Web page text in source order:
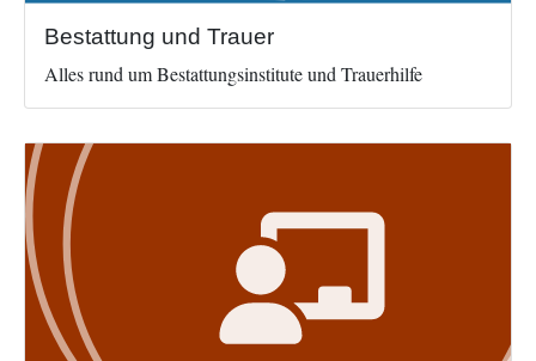
Bestattung und Trauer
Alles rund um Bestattungsinstitute und Trauerhilfe
Image